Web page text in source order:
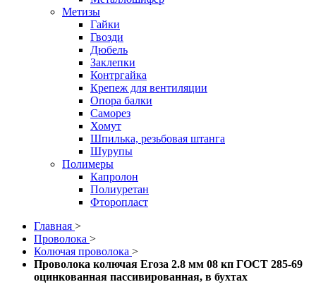
Метизы
Гайки
Гвозди
Дюбель
Заклепки
Контргайка
Крепеж для вентиляции
Опора балки
Саморез
Хомут
Шпилька, резьбовая штанга
Шурупы
Полимеры
Капролон
Полиуретан
Фторопласт
Главная >
Проволока >
Колючая проволока >
Проволока колючая Егоза 2.8 мм 08 кп ГОСТ 285-69
оцинкованная пассивированная, в бухтах